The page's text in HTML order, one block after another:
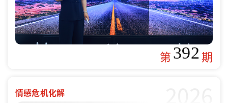
第392期
情感危机化解